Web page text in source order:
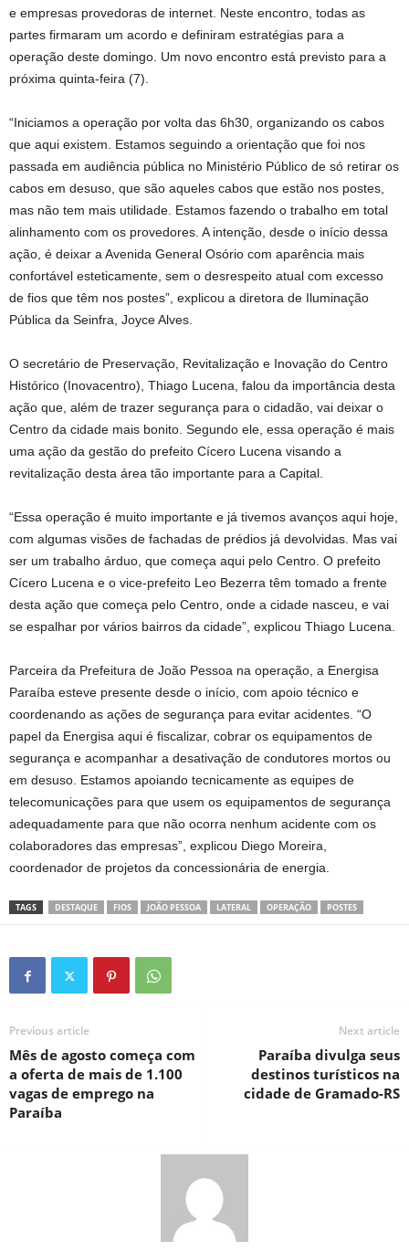
e empresas provedoras de internet. Neste encontro, todas as
partes firmaram um acordo e definiram estratégias para a
operação deste domingo. Um novo encontro está previsto para a
próxima quinta-feira (7).
“Iniciamos a operação por volta das 6h30, organizando os cabos
que aqui existem. Estamos seguindo a orientação que foi nos
passada em audiência pública no Ministério Público de só retirar os
cabos em desuso, que são aqueles cabos que estão nos postes,
mas não tem mais utilidade. Estamos fazendo o trabalho em total
alinhamento com os provedores. A intenção, desde o início dessa
ação, é deixar a Avenida General Osório com aparência mais
confortável esteticamente, sem o desrespeito atual com excesso
de fios que têm nos postes”, explicou a diretora de Iluminação
Pública da Seinfra, Joyce Alves.
O secretário de Preservação, Revitalização e Inovação do Centro
Histórico (Inovacentro), Thiago Lucena, falou da importância desta
ação que, além de trazer segurança para o cidadão, vai deixar o
Centro da cidade mais bonito. Segundo ele, essa operação é mais
uma ação da gestão do prefeito Cícero Lucena visando a
revitalização desta área tão importante para a Capital.
“Essa operação é muito importante e já tivemos avanços aqui hoje,
com algumas visões de fachadas de prédios já devolvidas. Mas vai
ser um trabalho árduo, que começa aqui pelo Centro. O prefeito
Cícero Lucena e o vice-prefeito Leo Bezerra têm tomado a frente
desta ação que começa pelo Centro, onde a cidade nasceu, e vai
se espalhar por vários bairros da cidade”, explicou Thiago Lucena.
Parceira da Prefeitura de João Pessoa na operação, a Energisa
Paraíba esteve presente desde o início, com apoio técnico e
coordenando as ações de segurança para evitar acidentes. “O
papel da Energisa aqui é fiscalizar, cobrar os equipamentos de
segurança e acompanhar a desativação de condutores mortos ou
em desuso. Estamos apoiando tecnicamente as equipes de
telecomunicações para que usem os equipamentos de segurança
adequadamente para que não ocorra nenhum acidente com os
colaboradores das empresas”, explicou Diego Moreira,
coordenador de projetos da concessionária de energia.
TAGS DESTAQUE FIOS JOÃO PESSOA LATERAL OPERAÇÃO POSTES
Previous article
Mês de agosto começa com
a oferta de mais de 1.100
vagas de emprego na
Paraíba
Next article
Paraíba divulga seus
destinos turísticos na
cidade de Gramado-RS